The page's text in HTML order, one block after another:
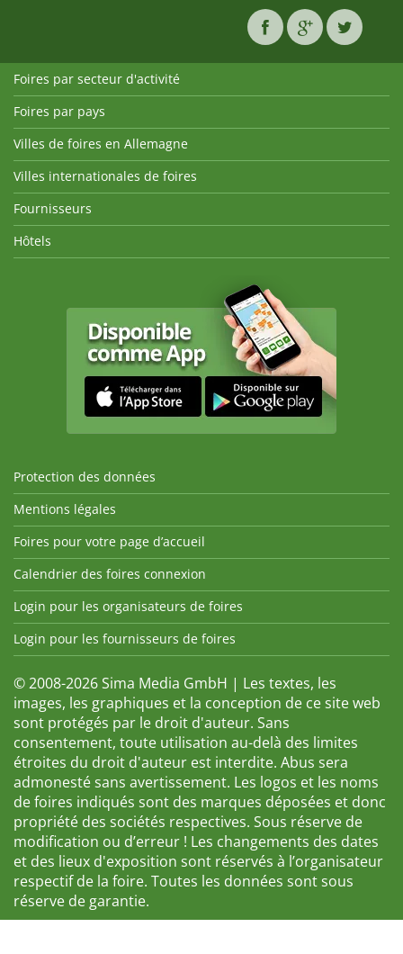
Foires par secteur d'activité
Foires par pays
Villes de foires en Allemagne
Villes internationales de foires
Fournisseurs
Hôtels
Protection des données
Mentions légales
Foires pour votre page d’accueil
Calendrier des foires connexion
Login pour les organisateurs de foires
Login pour les fournisseurs de foires
© 2008-2026 Sima Media GmbH | Les textes, les
images, les graphiques et la conception de ce site web
sont protégés par le droit d'auteur. Sans
consentement, toute utilisation au-delà des limites
étroites du droit d'auteur est interdite. Abus sera
admonesté sans avertissement. Les logos et les noms
de foires indiqués sont des marques déposées et donc
propriété des sociétés respectives. Sous réserve de
modification ou d’erreur ! Les changements des dates
et des lieux d'exposition sont réservés à l’organisateur
respectif de la foire. Toutes les données sont sous
réserve de garantie.